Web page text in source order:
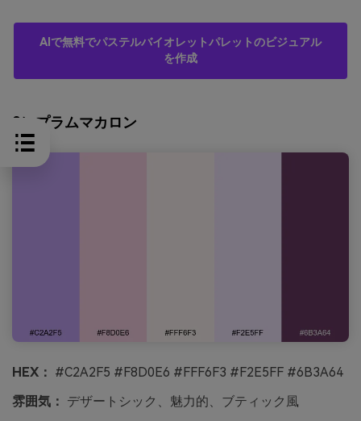
AIで無料でパステルバイオレットパレットのビジュアル
を作成
9）プラムマカロン
HEX： #C2A2F5 #F8D0E6 #FFF6F3 #F2E5FF #6B3A64
雰囲気： デザートシック、魅力的、ブティック風